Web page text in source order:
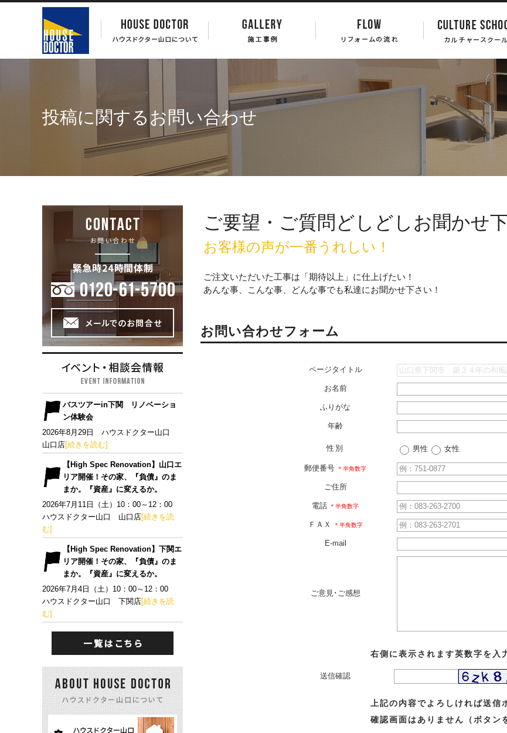
投稿に関するお問い合わせ
ご要望・ご質問どしどしお聞かせ
お客様の声が一番うれしい！
ご注文いただいた工事は「期待以上」に仕上げたい！
あんな事、こんな事、どんな事でも私達にお聞かせ下さい！
お問い合わせフォーム
ページタイトル
お名前
ふりがな
年齢
性別 男性 女性
郵便番号 ＊半角数字
ご住所
電話 ＊半角数字
ＦＡＸ ＊半角数字
E-mail
ご意見･ご感想
右側に表示されます英数字を入
送信確認
上記の内容でよろしければ送
確認画面はありません（ボタン
バスツアーin下関 リノベーショ
ン体験会
2026年8月29日 ハウスドクター山口
山口店[続きを読む]
【High Spec Renovation】山口エ
リア開催！その家、『負債』のま
まか。『資産』に変えるか。
2026年7月11日（土）10：00～12：00
ハウスドクター山口 山口店[続きを読
む]
【High Spec Renovation】下関エ
リア開催！その家、『負債』のま
まか。『資産』に変えるか。
2026年7月4日（土）10：00～12：00
ハウスドクター山口 下関店[続きを読
む]